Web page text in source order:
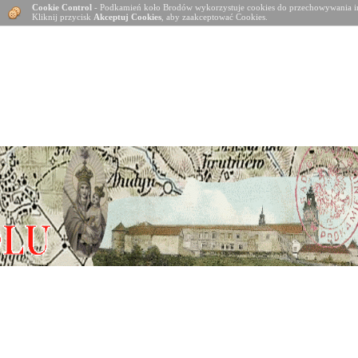
Cookie Control - Podkamień koło Brodów wykorzystuje cookies do
Kliknij przycisk Akceptuj Cookies , aby zaakceptować Cookies.